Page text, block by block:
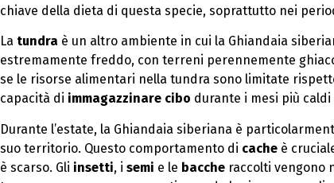
chiave della dieta di questa specie, soprattutto nei
La tundra è un altro ambiente in cui la Ghiandaia
estremamente freddo, con terreni perennemente
se le risorse alimentari nella tundra sono limitate
capacità di immagazzinare cibo durante i mesi più
Durante l’estate, la Ghiandaia siberiana è
suo territorio. Questo comportamento di cache è
è scarso. Gli insetti, i semi e le bacche raccolti vengono